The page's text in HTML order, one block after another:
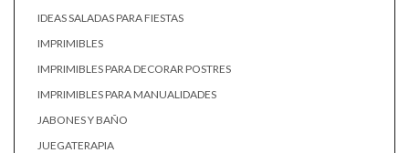
IDEAS SALADAS PARA FIESTAS
IMPRIMIBLES
IMPRIMIBLES PARA DECORAR POSTRES
IMPRIMIBLES PARA MANUALIDADES
JABONES Y BAÑO
JUEGATERAPIA